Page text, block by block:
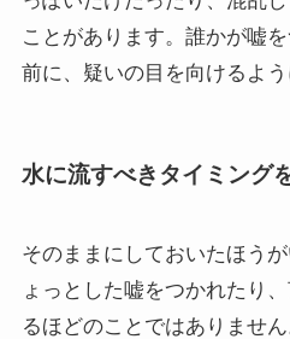
ことがあります。誰かが嘘
前に、疑いの目を向けるよう
水に流すべきタイミング
そのままにしておいたほう
ょっとした嘘をつかれたり
るほどのことではありませ